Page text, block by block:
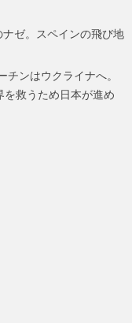
ー
ジ
ー
ジ
ゼ。スペインの飛び地
チンはウクライナへ。
を救うため日本が進め